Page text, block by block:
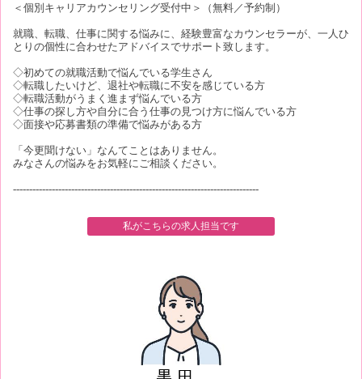
＜個別キャリアカウンセリング受付中＞（無料／予約制）
就職、転職、仕事に関する悩みに、経験豊富なカウンセラーが、一人ひ
とりの個性に合わせたアドバイスでサポート致します。
◇初めての就職活動で悩んでいる学生さん
◇転職したいけど、退社や転職に不安を感じている方
◇転職活動がうまく進まず悩んでいる方
◇仕事の探し方や自分に合う仕事の見つけ方に悩んでいる方
◇面接や応募書類の準備で悩みがある方
「今更聞けない」なんてことはありません。
みなさんの悩みをお気軽にご相談ください。
----------------------------------------------------------------------------
私がこちらの求人担当です